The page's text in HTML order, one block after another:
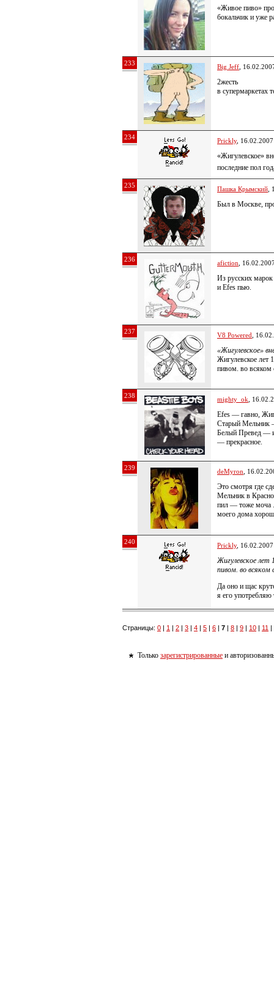
«Живое пиво»
бокальчик и уже
233 Big Jeff ,
2жесть
в супермаркетах
234 Prickly,
«Жигулевское»
последние пол
235 Пашка Крымский
Был в Москве,
236 afiction ,
Из русских
и Efes пью.
237 V8 Powered ,
«Жигулевское»
Жигулевское лет
пивом. во всяком
238 mighty_ok ,
Efes — гавно,
Старый Мельник
Белый Превед —
— прекрасное.
239 deMyron ,
Это смотря где
Мельник в
пил — тоже моча
моего дома
240 Prickly,
Жигулевское лет
пивом. во всяком
Да оно и щас
я его
Страницы: 0 | 1 | 2 | 3 | 4 | 5 | 6 | 7 | 8 | 9 | 10 | 11 |
Только зарегистрированные и